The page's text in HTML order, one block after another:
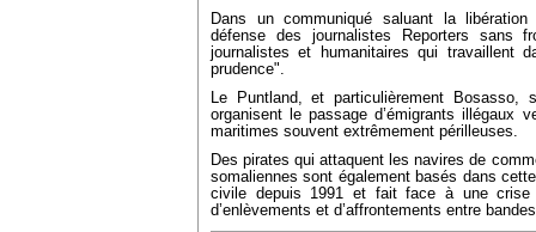
Dans un communiqué saluant la libération
défense des journalistes Reporters sans
journalistes et humanitaires qui travaillent
prudence".
Le Puntland, et particulièrement Bosasso,
organisent le passage d’émigrants illégaux
maritimes souvent extrêmement périlleuses.
Des pirates qui attaquent les navires de
somaliennes sont également basés dans
civile depuis 1991 et fait face à une crise
d’enlèvements et d’affrontements entre